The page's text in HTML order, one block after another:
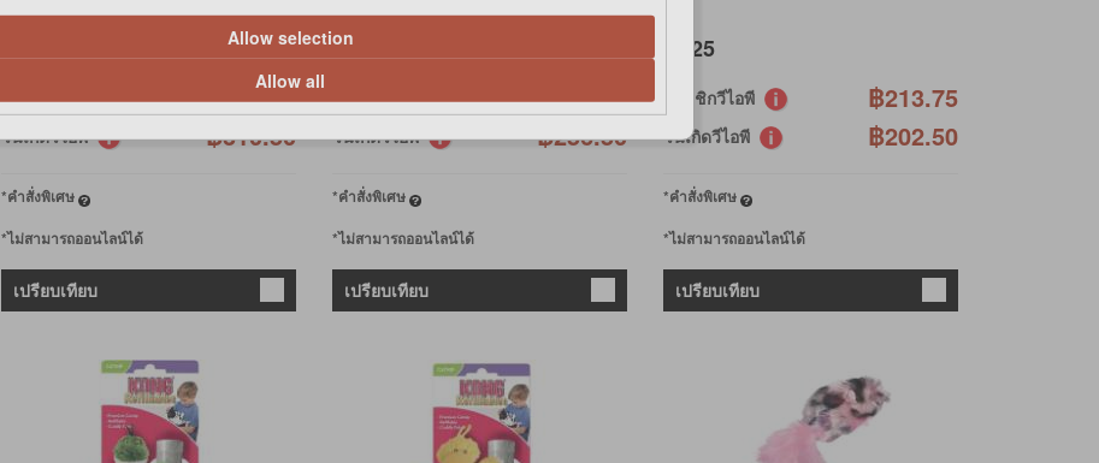
สมาชิกวีไอพี ฿327.75
วันเกิดวีไอพี ฿310.50
*คำสั่งพิเศษ
*ไม่สามารถออนไลน์ได้
เปรียบเทียบ
฿285
สมาชิกวีไอพี ฿270.75
วันเกิดวีไอพี ฿256.50
*คำสั่งพิเศษ
*ไม่สามารถออนไลน์ได้
เปรียบเทียบ
฿225
สมาชิกวีไอพี ฿213.75
วันเกิดวีไอพี ฿202.50
*คำสั่งพิเศษ
*ไม่สามารถออนไลน์ได้
เปรียบเทียบ
Allow selection
Allow all